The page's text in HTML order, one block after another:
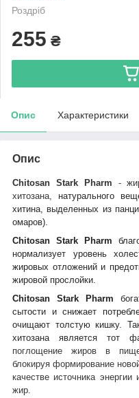
Роздріб
255 ₴
Опис Характеристики
Опис
Chitosan Stark Pharm -
хитозана, натурального
хитина, выделенных из
омаров).
Chitosan Stark Pharm
нормализует уровень
жировых отложений и
жировой прослойки.
Chitosan Stark Pharm
сытости и снижает
очищают толстую кишку.
хитозана является тот
поглощение жиров в
блокируя формирование
качестве источника энергии
жир